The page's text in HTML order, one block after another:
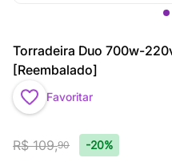
Torradeira Duo 700w-
[Reembalado]
Favoritar
R$ 109,90 -20%